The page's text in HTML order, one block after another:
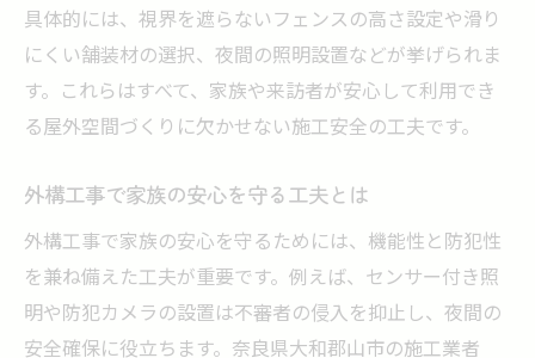
具体的には、視界を遮らないフェンスの高さ設定や滑り
にくい舗装材の選択、夜間の照明設置などが挙げられま
す。これらはすべて、家族や来訪者が安心して利用でき
る屋外空間づくりに欠かせない施工安全の工夫です。
外構工事で家族の安心を守る工夫とは
外構工事で家族の安心を守るためには、機能性と防犯性
を兼ね備えた工夫が重要です。例えば、センサー付き照
明や防犯カメラの設置は不審者の侵入を抑止し、夜間の
安全確保に役立ちます。奈良県大和郡山市の施工業者